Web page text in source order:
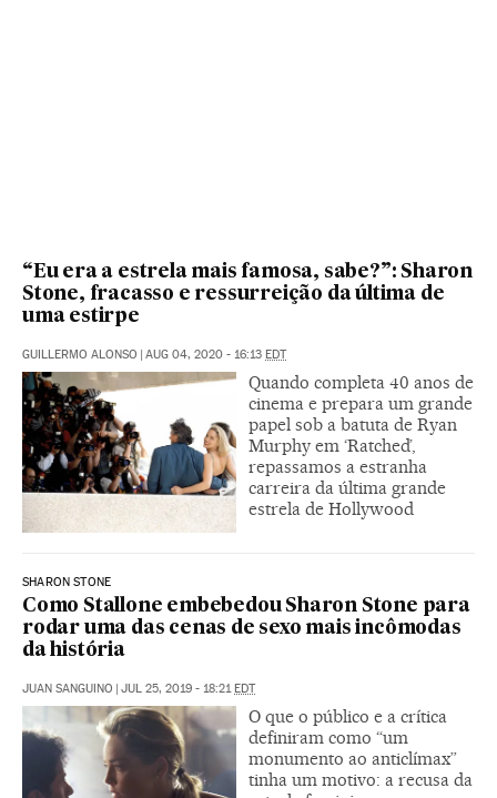
“Eu era a estrela mais famosa, sabe?”: Sharon
Stone, fracasso e ressurreição da última de
uma estirpe
GUILLERMO ALONSO AUG 04, 2020 - 16:13 EDT
Quando completa 40 anos de
cinema e prepara um grande
papel sob a batuta de Ryan
Murphy em ‘Ratched’,
repassamos a estranha
carreira da última grande
estrela de Hollywood
SHARON STONE
Como Stallone embebedou Sharon Stone para
rodar uma das cenas de sexo mais incômodas
da história
JUAN SANGUINO JUL 25, 2019 - 18:21 EDT
O que o público e a crítica
definiram como “um
monumento ao anticlímax”
tinha um motivo: a recusa da